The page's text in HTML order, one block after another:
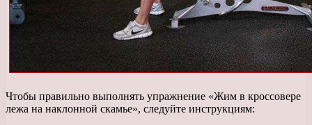
Чтобы правильно выполнять упражнение «Жим в кроссовере
лежа на наклонной скамье», следуйте инструкциям: